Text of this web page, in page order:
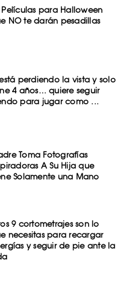
Películas para Halloween
NO te darán pesadillas
perdiendo la vista y solo
4 años… quiere seguir
para jugar como ...
Toma Fotografías
A Su Hija que
Solamente una Mano
9 cortometrajes son lo
necesitas para recargar
y seguir de pie ante la